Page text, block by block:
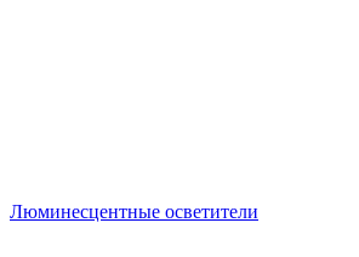
Люминесцентные осветители